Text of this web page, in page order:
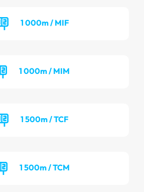
1 000m / MIF
1 000m / MIM
1 500m / TCF
1 500m / TCM